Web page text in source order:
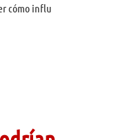
cómo influ